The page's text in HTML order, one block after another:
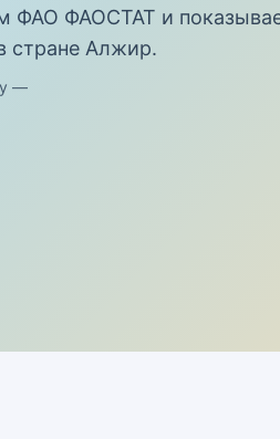
ФАО ФАОСТАТ и
стране Алжир.
—